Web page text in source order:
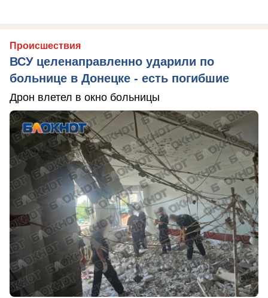
Происшествия
ВСУ целенаправленно ударили по
больнице в Донецке - есть погибшие
Дрон влетел в окно больницы